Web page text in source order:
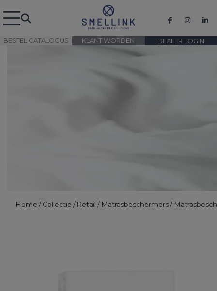
BESTEL CATALOGUS DEALER LOGIN
KLANT WORDEN
Home Collectie Retail Matrasbeschermers